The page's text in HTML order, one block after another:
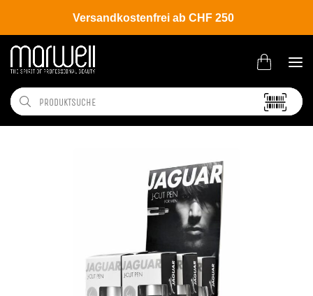
Versandkostenfrei ab CHF 250
Shop Salon Display | Aufsteller